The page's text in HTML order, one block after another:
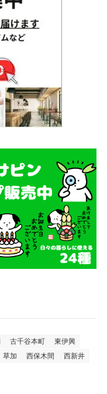
古千谷本町
東伊興
草加 西保木間
西新井